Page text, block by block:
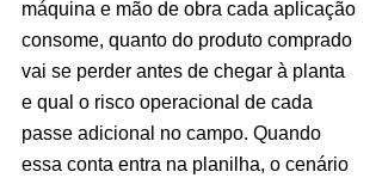
máquina e mão de obra cada aplicação
consome, quanto do produto comprado
vai se perder antes de chegar à planta
e qual o risco operacional de cada
passe adicional no campo. Quando
essa conta entra na planilha, o cenário